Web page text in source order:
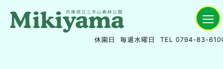
休園日 毎週水曜日 TEL 0794-83-6100